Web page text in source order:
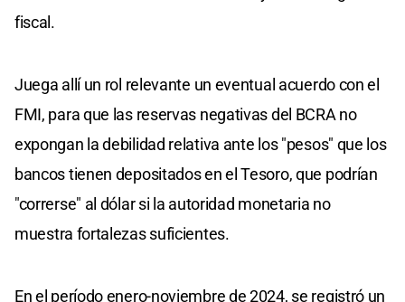
fiscal.
Juega allí un rol relevante un eventual acuerdo con el
FMI, para que las reservas negativas del BCRA no
expongan la debilidad relativa ante los "pesos" que los
bancos tienen depositados en el Tesoro, que podrían
"correrse" al dólar si la autoridad monetaria no
muestra fortalezas suficientes.
En el período enero-noviembre de 2024, se registró un